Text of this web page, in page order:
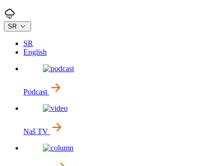
SR
SR
English
Podcast
Naš TV